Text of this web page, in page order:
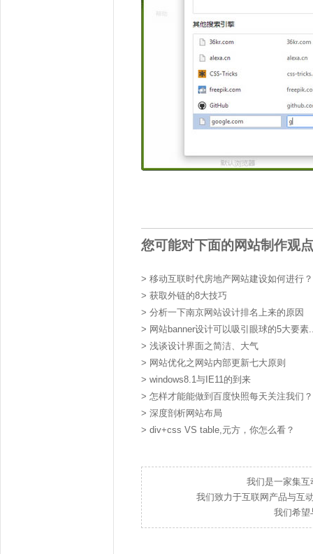
您可能对下面的网站制作观
> 移动互联时代房地产网站建设如何进行？
> 获取外链的8大技巧
> 分析一下南京网站设计排名上来的原因
> 网站banner设计可以吸引眼球的5大要素
> 浅谈设计界面之简洁、大气
> 网站优化之网站内部更新七大原则
> windows8.1与IE11的到来
> 怎样才能能做到百度快照每天关注我们？
> 深度剖析网站布局
> div+css VS table,元方，你怎么看？
我们是一家集
我们致力于互联网产品与互
我们希望